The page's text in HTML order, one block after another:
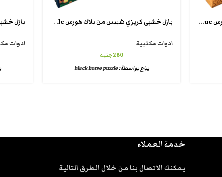
بازل خشبى كريزي شيبس من بلاك هورس crazy puzzle unique بازل خشبى كريزي شيبس من بلاك هورس fun wooden puzzle
ادوات مكتبية
280جنيه
يباع بواسطة:black horse puzzle
ادوات
خدمة العملاء
يمكنك الاتصال بنا من خلال الطرق التالية